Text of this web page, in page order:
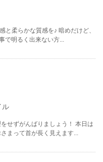
と柔らかな質感を♪ 暗めだけど、
で明るく出来ない方...
せずがんばりましょう！ 本日は
まって首が長く見えます...